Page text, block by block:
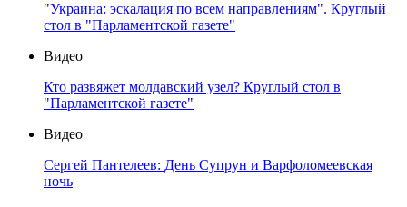
"Украина: эскалация по всем направлениям". Круглый
стол в "Парламентской газете"
Видео
Кто развяжет молдавский узел? Круглый стол в
"Парламентской газете"
Видео
Сергей Пантелеев: День Супрун и Варфоломеевская
ночь